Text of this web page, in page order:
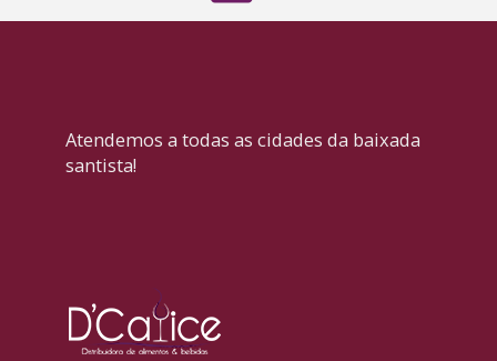
Atendemos a todas as cidades da baixada
santista!